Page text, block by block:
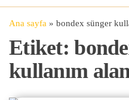
Ana sayfa » bondex sünger
Etiket:
kullanım